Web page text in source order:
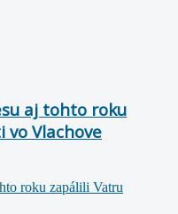
aj tohto roku
vo Vlachove